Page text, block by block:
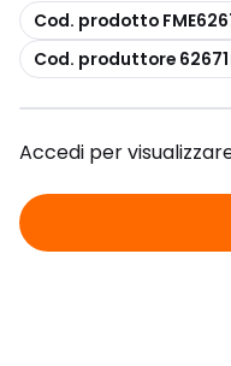
copia
Cod. prodotto
copia
Cod. produttore 62671
Accedi per